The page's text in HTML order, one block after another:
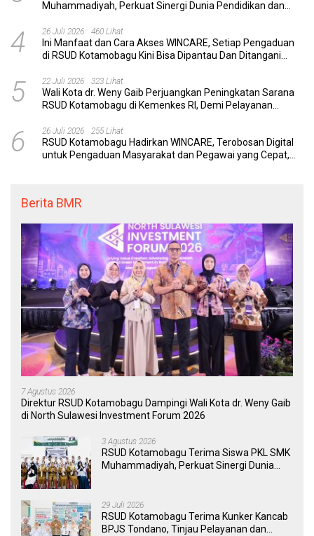
Muhammadiyah, Perkuat Sinergi Dunia Pendidikan dan
4 26 Juli 2026 460 Lihat
Ini Manfaat dan Cara Akses WINCARE, Setiap Pengaduan
di RSUD Kotamobagu Kini Bisa Dipantau Dan Ditangani
5 22 Juli 2026 323 Lihat
Wali Kota dr. Weny Gaib Perjuangkan Peningkatan Sarana
RSUD Kotamobagu di Kemenkes RI, Demi Pelayanan
6 26 Juli 2026 255 Lihat
RSUD Kotamobagu Hadirkan WINCARE, Terobosan Digital
untuk Pengaduan Masyarakat dan Pegawai yang Cepat,
Berita BMR
7 Agustus 2026
Direktur RSUD Kotamobagu Dampingi Wali Kota dr. Weny Gaib
di North Sulawesi Investment Forum 2026
3 Agustus 2026
RSUD Kotamobagu Terima Siswa PKL SMK
Muhammadiyah, Perkuat Sinergi Dunia
29 Juli 2026
RSUD Kotamobagu Terima Kunker Kancab
BPJS Tondano, Tinjau Pelayanan dan